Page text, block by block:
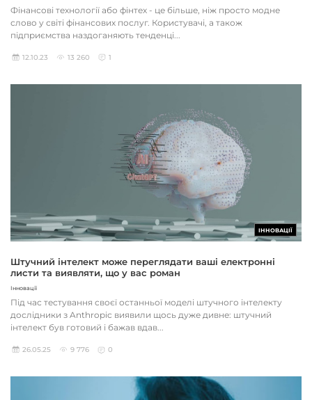
Фінансові технології або фінтех - це більше, ніж просто модне
слово у світі фінансових послуг. Користувачі, а також
підприємства наздоганяють тенденці...
12.10.23 13 260 1
ІННОВАЦІЇ
Штучний інтелект може переглядати ваші електронні
листи та виявляти, що у вас роман
Інновації
Під час тестування своєї останньої моделі штучного інтелекту
дослідники з Anthropic виявили щось дуже дивне: штучний
інтелект був готовий і бажав вдав...
26.05.25 9 776 0